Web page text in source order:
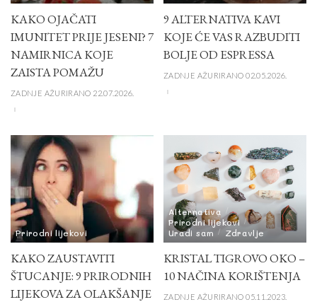
KAKO OJAČATI
IMUNITET PRIJE JESENI? 7
NAMIRNICA KOJE
ZAISTA POMAŽU
ZADNJE AŽURIRANO 22.07.2026.
9 ALTERNATIVA KAVI
KOJE ĆE VAS RAZBUDITI
BOLJE OD ESPRESSA
ZADNJE AŽURIRANO 02.05.2026.
Prirodni lijekovi
KAKO ZAUSTAVITI
ŠTUCANJE: 9 PRIRODNIH
LIJEKOVA ZA OLAKŠANJE
Alternativa
Prirodni lijekovi
Uradi sam
Zdravlje
KRISTAL TIGROVO OKO –
10 NAČINA KORIŠTENJA
ZADNJE AŽURIRANO 05.11.2023.